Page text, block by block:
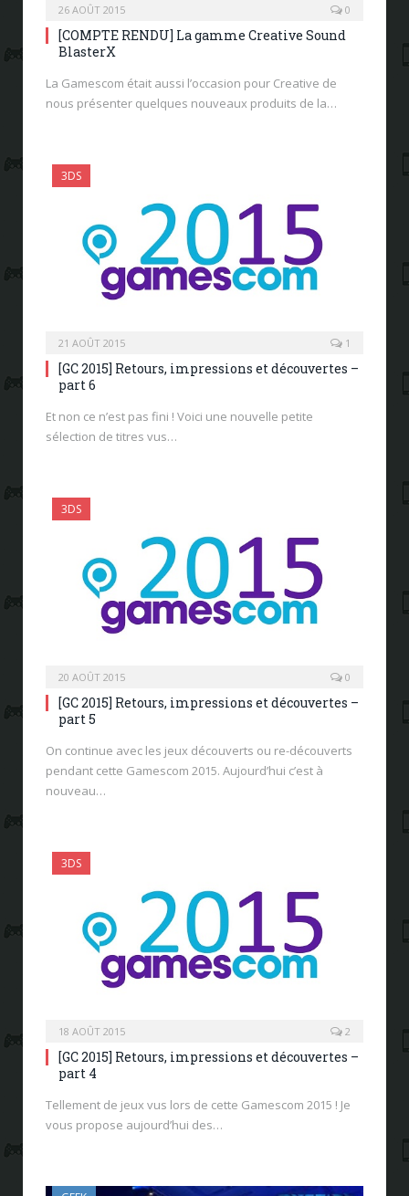
26 AOÛT 2015 0
[COMPTE RENDU] La gamme Creative Sound
BlasterX
La Gamescom était aussi l’occasion pour Creative de
nous présenter quelques nouveaux produits de la…
3DS
21 AOÛT 2015 1
[GC 2015] Retours, impressions et découvertes –
part 6
Et non ce n’est pas fini ! Voici une nouvelle petite
sélection de titres vus…
3DS
20 AOÛT 2015 0
[GC 2015] Retours, impressions et découvertes –
part 5
On continue avec les jeux découverts ou re-découverts
pendant cette Gamescom 2015. Aujourd’hui c’est à
nouveau…
3DS
18 AOÛT 2015 2
[GC 2015] Retours, impressions et découvertes –
part 4
Tellement de jeux vus lors de cette Gamescom 2015 ! Je
vous propose aujourd’hui des…